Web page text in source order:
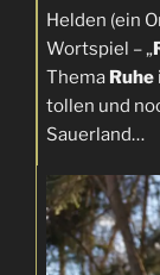
Helden (ein
Wortspiel – „
Thema Ruhe
tollen und
Sauerland…